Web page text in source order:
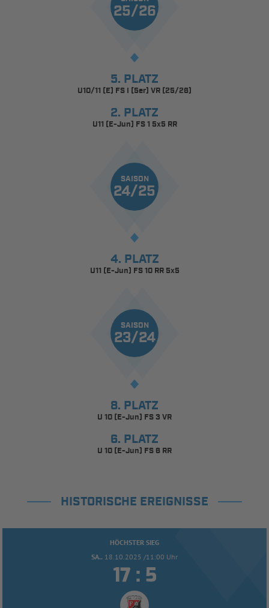
25/26
5. PLATZ
U10/11 (E) FS I (5er) VR (25/26)
2. PLATZ
U11 (E-Jun) FS 1 5x5 RR
SAISON
24/25
4. PLATZ
U11 (E-Jun) FS 10 RR 5x5
SAISON
23/24
8. PLATZ
U 10 (E-Jun) FS 3 VR
6. PLATZ
U 10 (E-Jun) FS 6 RR
HISTORISCHE EREIGNISSE
HÖCHSTER SIEG
SA.. 18.10.2025 /11:00 Uhr
 : 